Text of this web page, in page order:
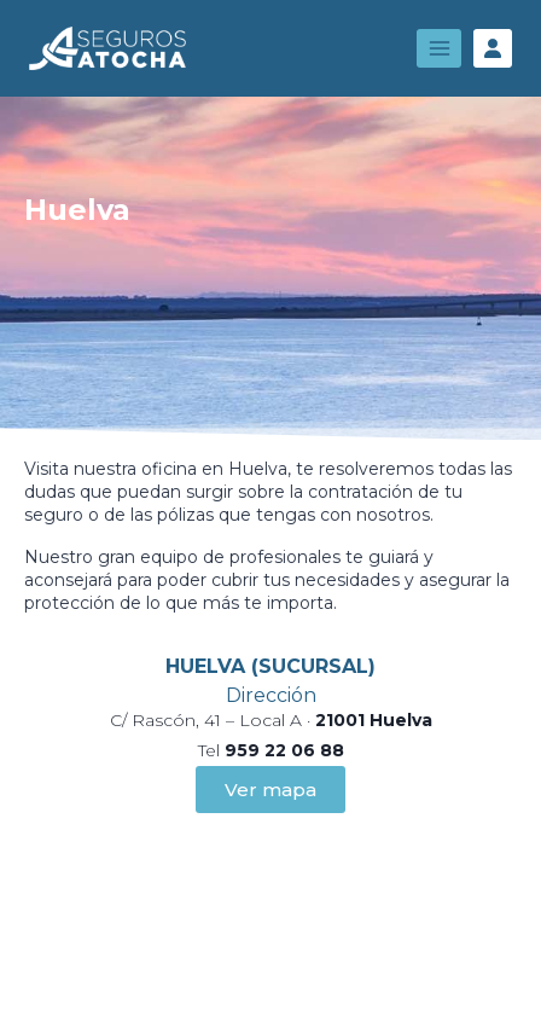
Huelva
Visita nuestra oficina en Huelva, te resolveremos todas las
dudas que puedan surgir sobre la contratación de tu
seguro o de las pólizas que tengas con nosotros.
Nuestro gran equipo de profesionales te guiará y
aconsejará para poder cubrir tus necesidades y asegurar la
protección de lo que más te importa.
HUELVA (SUCURSAL)
Dirección
C/ Rascón, 41 – Local A · 21001 Huelva
Tel 959 22 06 88
Ver mapa